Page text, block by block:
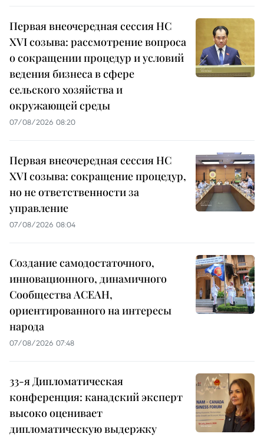
Первая внеочередная сессия НС
XVI созыва: рассмотрение вопроса
о сокращении процедур и условий
ведения бизнеса в сфере
сельского хозяйства и
окружающей среды
07/08/2026 08:20
Первая внеочередная сессия НС
XVI созыва: сокращение процедур,
но не ответственности за
управление
07/08/2026 08:04
Создание самодостаточного,
инновационного, динамичного
Сообщества АСЕАН,
ориентированного на интересы
народа
07/08/2026 07:48
33-я Дипломатическая
конференция: канадский эксперт
высоко оценивает
дипломатическую выдержку